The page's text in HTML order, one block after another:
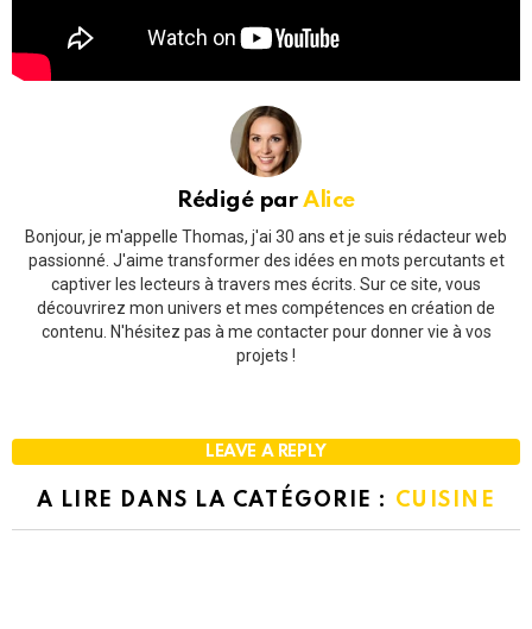
Rédigé parAlice
Bonjour, je m'appelle Thomas, j'ai 30 ans et je suis rédacteur web
passionné. J'aime transformer des idées en mots percutants et
captiver les lecteurs à travers mes écrits. Sur ce site, vous
découvrirez mon univers et mes compétences en création de
contenu. N'hésitez pas à me contacter pour donner vie à vos
projets !
LEAVE A REPLY
A LIRE DANS LA CATÉGORIE : CUISINE